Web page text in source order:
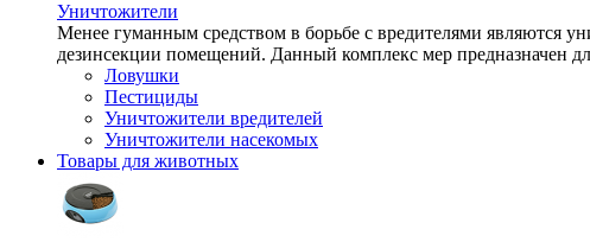
Уничтожители
Менее гуманным средством в борьбе с вредителями являются
дезинсекции помещений. Данный комплекс мер предназначен
Ловушки
Пестициды
Уничтожители вредителей
Уничтожители насекомых
Товары для животных